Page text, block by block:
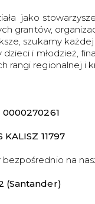
jako
grantów,
szukamy
i młodzież,
rangi regionalnej i
0000270261
KALISZ 11797
na
(Santander)